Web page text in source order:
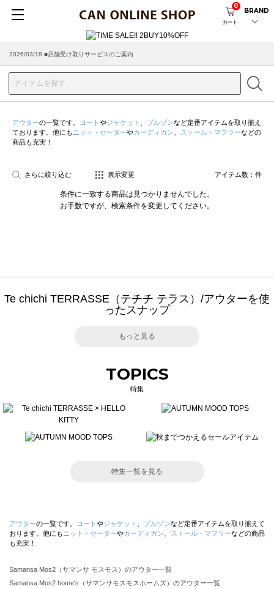
カート
0
BRAND
2026/03/18 ■店舗受け取りサービスのご案内
アウターの一覧です。 コート やジャケット ブルゾンなど定番アイテムを取り揃え
ております。他にも ニット・セーターやカーディガン ストール・マフラーなどの
商品も充実！
さらに絞り込む 表示変更 アイテム数： 件
条件に一致する商品は見つかりませんでした。
お手数ですが、検索条件を変更してください。
Te chichi TERRASSE（テチチ テラス）/アウターを使
ったスナップ
もっと見る
TOPICS
特集
特集一覧を見る
アウターの一覧です。 コート やジャケット ブルゾンなど定番アイテムを取り揃えて
おります。他にも ニット・セーターやカーディガン ストール・マフラーなどの商品
も充実！
Samansa Mos2（サマンサ モスモス）のアウター一覧
Samansa Mos2 home's（サマンサモスモスホームズ）のアウター一覧